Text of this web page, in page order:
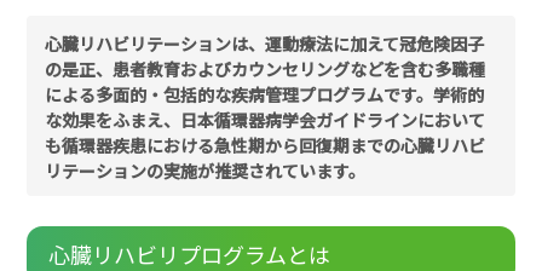
心臓リハビリテーションは、運動療法に加えて冠危険因子
の是正、患者教育およびカウンセリングなどを含む多職種
による多面的・包括的な疾病管理プログラムです。学術的
な効果をふまえ、日本循環器病学会ガイドラインにおいて
も循環器疾患における急性期から回復期までの心臓リハビ
リテーションの実施が推奨されています。
心臓リハビリプログラムとは